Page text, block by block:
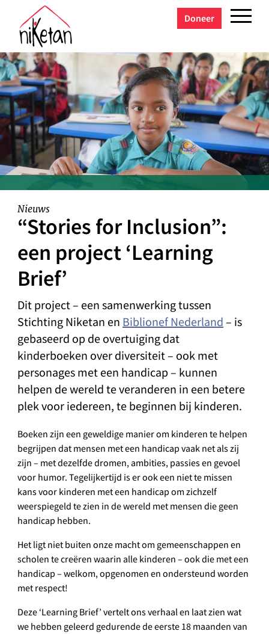
Doneer
Nieuws
“Stories for Inclusion”:
een project ‘Learning
Brief’
Dit project – een samenwerking tussen
Stichting Niketan en Biblionef Nederland – is
gebaseerd op de overtuiging dat
kinderboeken over diversiteit – ook met
personages met een handicap – kunnen
helpen de wereld te veranderen in een betere
plek voor iedereen, te beginnen bij kinderen.
Boeken zijn een geweldige manier om kinderen te helpen
begrijpen dat mensen met een handicap vaak net als zij
zijn – met dezelfde dromen, ambities, passies en gevoel
voor humor. Tegelijkertijd is er ook een niet te missen
kans voor kinderen met een handicap om zichzelf
weerspiegeld te zien in de wereld met mensen die geen
handicap hebben.
Het ligt niet buiten onze macht om gemeenschappen en
scholen te creëren waarin alle kinderen – ook die met een
handicap – welkom, opgenomen en ondersteund worden
met respect!
Deze ‘Learning Brief’ vertelt ons verhaal en laat zien wat
we hebben geleerd gedurende de eerste 18 maanden van